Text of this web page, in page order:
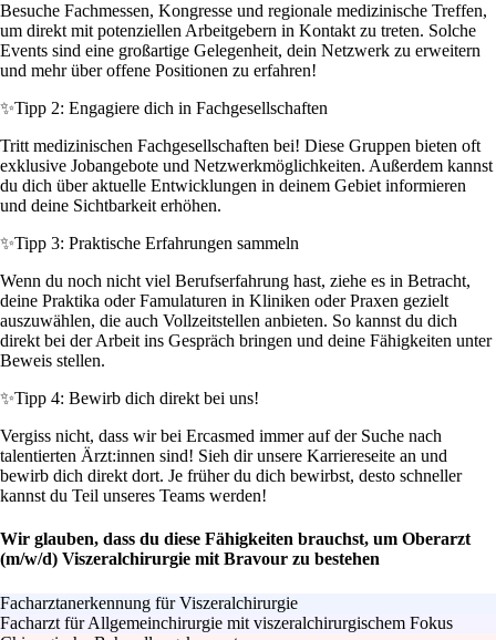
Besuche Fachmessen, Kongresse und regionale medizinische Treffen,
um direkt mit potenziellen Arbeitgebern in Kontakt zu treten. Solche
Events sind eine großartige Gelegenheit, dein Netzwerk zu erweitern
und mehr über offene Positionen zu erfahren!
✨Tipp 2: Engagiere dich in Fachgesellschaften
Tritt medizinischen Fachgesellschaften bei! Diese Gruppen bieten oft
exklusive Jobangebote und Netzwerkmöglichkeiten. Außerdem kannst
du dich über aktuelle Entwicklungen in deinem Gebiet informieren
und deine Sichtbarkeit erhöhen.
✨Tipp 3: Praktische Erfahrungen sammeln
Wenn du noch nicht viel Berufserfahrung hast, ziehe es in Betracht,
deine Praktika oder Famulaturen in Kliniken oder Praxen gezielt
auszuwählen, die auch Vollzeitstellen anbieten. So kannst du dich
direkt bei der Arbeit ins Gespräch bringen und deine Fähigkeiten unter
Beweis stellen.
✨Tipp 4: Bewirb dich direkt bei uns!
Vergiss nicht, dass wir bei Ercasmed immer auf der Suche nach
talentierten Ärzt:innen sind! Sieh dir unsere Karriereseite an und
bewirb dich direkt dort. Je früher du dich bewirbst, desto schneller
kannst du Teil unseres Teams werden!
Wir glauben, dass du diese Fähigkeiten brauchst, um Oberarzt
(m/w/d) Viszeralchirurgie mit Bravour zu bestehen
Facharztanerkennung für Viszeralchirurgie
Facharzt für Allgemeinchirurgie mit viszeralchirurgischem Fokus